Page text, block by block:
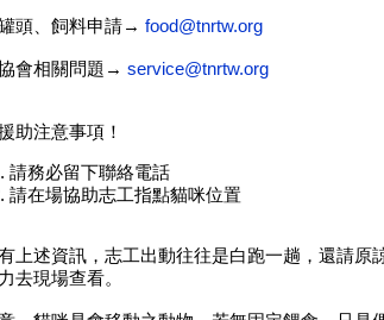
頭、飼料申請→ food@tnrtw.org
會相關問題→ service@tnrtw.org
助注意事項！
請務必留下聯絡電話
請在場協助志工指點貓咪位置
上述資訊，志工出動往往是白跑一趟，還請原
去現場查看。